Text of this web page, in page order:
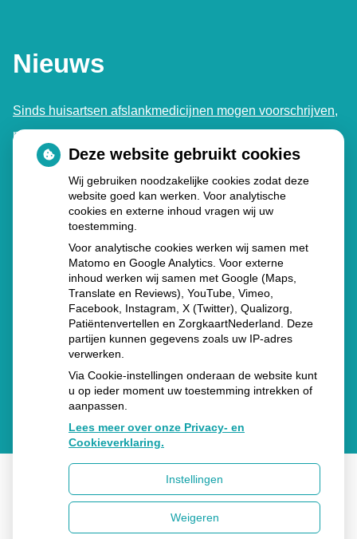
Nieuws
Sinds huisartsen afslankmedicijnen mogen voorschrijven,
neemt gebruik toe
Schurft sinds corona geen vergeten ziekte meer: aantal
uitbraken fors gestegen
Stoppen met afslankmedicijnen betekent zonder
leefstijlaanpassingen weer gewichtstoename
Kookadvies drinkwater in provincie Utrecht vanwege
besmetting
Terugroepactie babyvoeding Nestlé: bacterie kan baby’s
ziek maken
Deze website gebruikt cookies
Wij gebruiken noodzakelijke cookies zodat deze
website goed kan werken. Voor analytische
cookies en externe inhoud vragen wij uw
toestemming.
Voor analytische cookies werken wij samen met
Matomo en Google Analytics. Voor externe
inhoud werken wij samen met Google (Maps,
Translate en Reviews), YouTube, Vimeo,
Facebook, Instagram, X (Twitter), Qualizorg,
Patiëntenvertellen en ZorgkaartNederland. Deze
partijen kunnen gegevens zoals uw IP-adres
verwerken.
Via Cookie-instellingen onderaan de website kunt
u op ieder moment uw toestemming intrekken of
aanpassen.
Lees meer over onze Privacy- en
Cookieverklaring.
Instellingen
Weigeren